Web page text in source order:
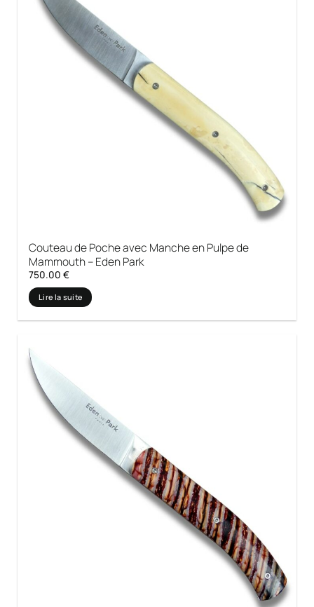
Couteau de Poche avec Manche en Pulpe de
Mammouth – Eden Park
750.00€
Lire la suite